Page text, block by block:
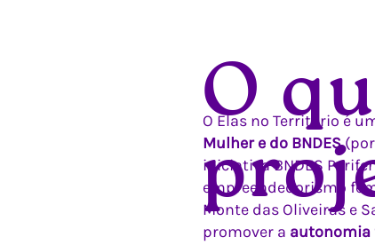
O
O Elas no Território é
Mulher e do BNDES(por
iniciativa BNDES
empreendedorismo
Monte das Oliveiras e
promover a autonomia